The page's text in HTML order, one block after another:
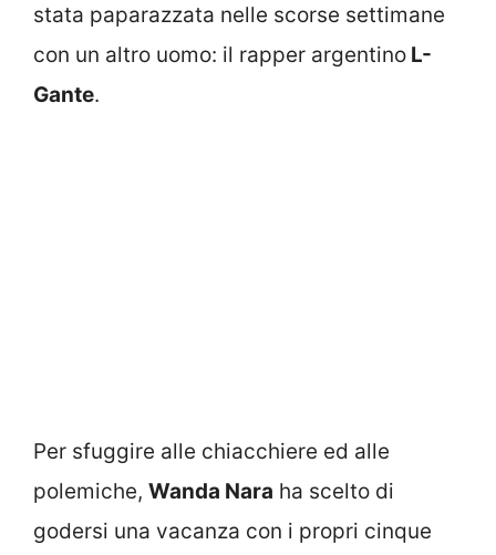
stata paparazzata nelle scorse settimane
con un altro uomo: il rapper argentino L-
Gante.
Per sfuggire alle chiacchiere ed alle
polemiche, Wanda Nara ha scelto di
godersi una vacanza con i propri cinque